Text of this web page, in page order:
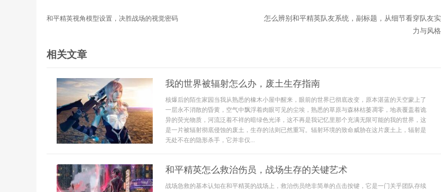
和平精英视角模型设置，决胜战场的视觉密码
怎么辨别和平精英队友系统，副标题，从细节看穿队友实
力与风格
相关文章
我的世界被辐射怎么办，废土生存指南
核爆后的陌生家园当我从熟悉的橡木小屋中醒来，眼前的世界已彻底改变，原本湛蓝的天空蒙上了
一层永不消散的昏黄，空气中飘浮着肉眼可见的尘埃，熟悉的草原与森林枯萎凋零，地表覆盖着诡
异的荧光物质，河流泛着不祥的暗绿色光泽，这不再是我记忆里那个充满无限可能的我的世界，这
是一片被辐射彻底侵蚀的废土，生存的法则已然重写。辐射环境的致命威胁在这片废土上，辐射是
无处不在的隐形杀手，它并非仅...
和平精英怎么救治伤员，战场生存的关键艺术
战场急救的基本认知在和平精英的战场上，救治伤员绝非简单的点击按键，它是一门关乎团队存续